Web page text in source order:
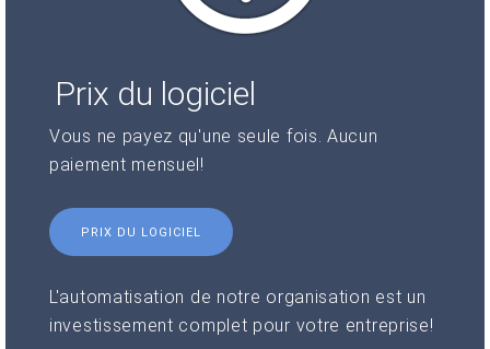
Prix du logiciel
Vous ne payez qu'une seule fois. Aucun
paiement mensuel!
PRIX DU LOGICIEL
L'automatisation de notre organisation est un
investissement complet pour votre entreprise!